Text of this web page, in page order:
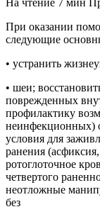
При оказании
следующие
• устранить
• шеи;
поврежденных
профилактику
неинфекционных)
условия для
ранения
ротоглоточное
четвертого
неотложные
без